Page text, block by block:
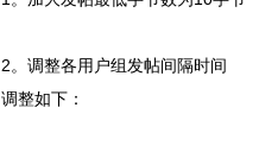
2。调整各用户组发帖间隔时间
调整如下：